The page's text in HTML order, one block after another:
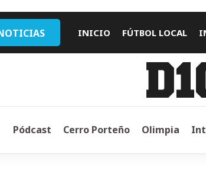
INICIO FÚTBOL LOCAL
Pódcast Cerro Porteño Olimpia